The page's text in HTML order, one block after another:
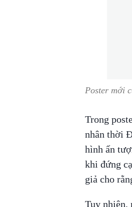
Poster mới
Trong
nhân thời
hình ấn
khi đứng
giả cho
Tuy nhiên,